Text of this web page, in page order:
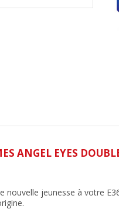
ANGEL EYES
nouvelle jeunesse à votre